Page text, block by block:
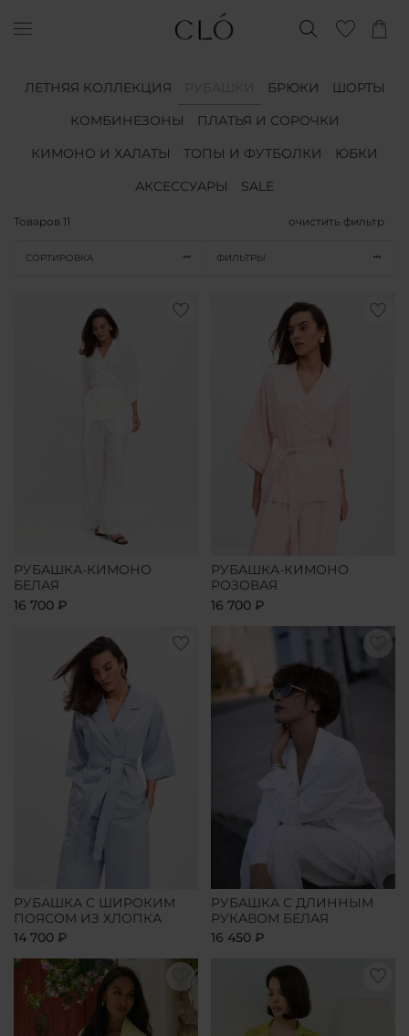
ЛЕТНЯЯ КОЛЛЕКЦИЯ БРЮКИ
ШОРТЫ
КОМБИНЕЗОНЫ
ПЛАТЬЯ И СОРОЧКИ
КИМОНО И ХАЛАТЫ
ТОПЫ И ФУТБОЛКИ
ЮБКИ
АКСЕССУАРЫ
SALE
Товаров 11 очистить фильтр
СОРТИРОВКА ФИЛЬТРЫ
РУБАШКА-КИМОНО
БЕЛАЯ
16 700 ₽
РУБАШКА-КИМОНО
РОЗОВАЯ
16 700 ₽
РУБАШКА С ШИРОКИМ
ПОЯСОМ ИЗ ХЛОПКА
14 700 ₽
РУБАШКА С ДЛИННЫМ
РУКАВОМ БЕЛАЯ
16 450 ₽